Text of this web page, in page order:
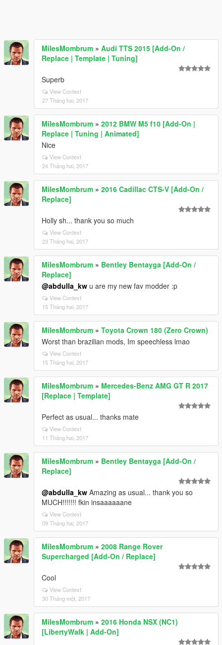
MilesMombrum » Audi TTS 2015 [Add-On /
Replace | Template | Tuning]
Superb
View Context
27 Tháng hai, 2017
MilesMombrum » 2012 BMW M5 f10 [Add-On |
Replace | Tuning | Animated]
Nice
View Context
24 Tháng hai, 2017
MilesMombrum » 2016 Cadillac CTS-V [Add-On /
Replace]
Holly sh... thank you so much
View Context
23 Tháng hai, 2017
MilesMombrum » Bentley Bentayga [Add-On /
Replace]
@abdulla_kw u are my new fav modder :p
View Context
15 Tháng hai, 2017
MilesMombrum » Toyota Crown 180 (Zero Crown)
Worst than brazilian mods, Im speechless lmao
View Context
15 Tháng hai, 2017
MilesMombrum » Mercedes-Benz AMG GT R 2017
[Replace | Template]
Perfect as usual... thanks mate
View Context
11 Tháng hai, 2017
MilesMombrum » Bentley Bentayga [Add-On /
Replace]
@abdulla_kw Amazing as usual... thank you so
MUCH!!!!!!! fkin insaaaaaane
View Context
09 Tháng hai, 2017
MilesMombrum » 2008 Range Rover
Supercharged [Add-On / Replace]
Cool
View Context
30 Tháng một, 2017
MilesMombrum » 2016 Honda NSX (NC1)
[LibertyWalk | Add-On]